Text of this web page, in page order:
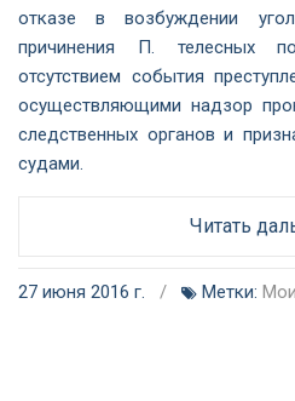
отказе в возбуждении
причинения П. телесных
отсутствием события
осуществляющими надзор
следственных органов и
судами.
Читать
27 июня 2016 г. / Метки: